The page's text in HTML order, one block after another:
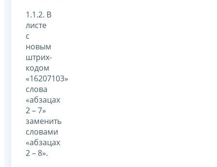
1.1.2. В
листе
с
новым
штрих-
кодом
«16207103»
слова
«абзацах
2 – 7»
заменить
словами
«абзацах
2 – 8».